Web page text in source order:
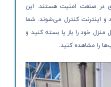
در صنعت امنیت هستند. این
اینترنت کنترل می‌شوند. شما
منزل خود را باز یا بسته کنید و
را مشاهده کنید.